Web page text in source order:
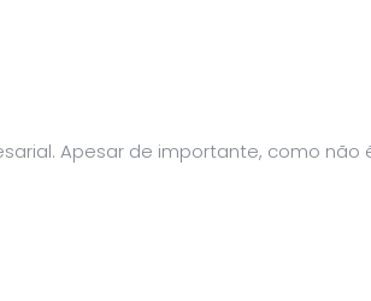
Apesar de importante, como não